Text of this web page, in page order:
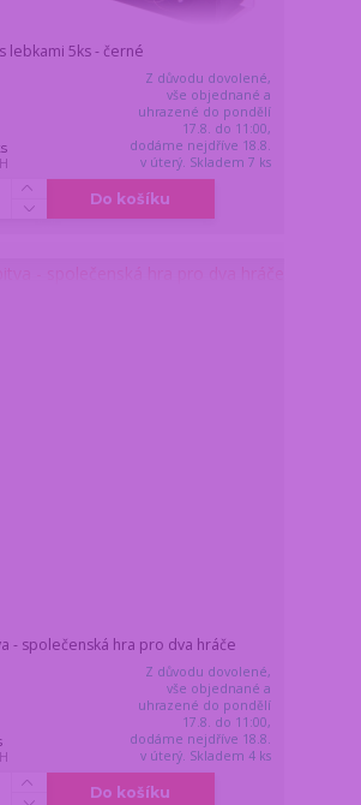
lebkami 5ks - černé
Z důvodu dovolené,
vše objednané a
uhrazené do pondělí
17.8. do 11:00,
dodáme nejdříve 18.8.
v úterý. Skladem 7 ks
Do košíku
- společenská hra pro dva hráče
Z důvodu dovolené,
vše objednané a
uhrazené do pondělí
17.8. do 11:00,
dodáme nejdříve 18.8.
v úterý. Skladem 4 ks
Do košíku